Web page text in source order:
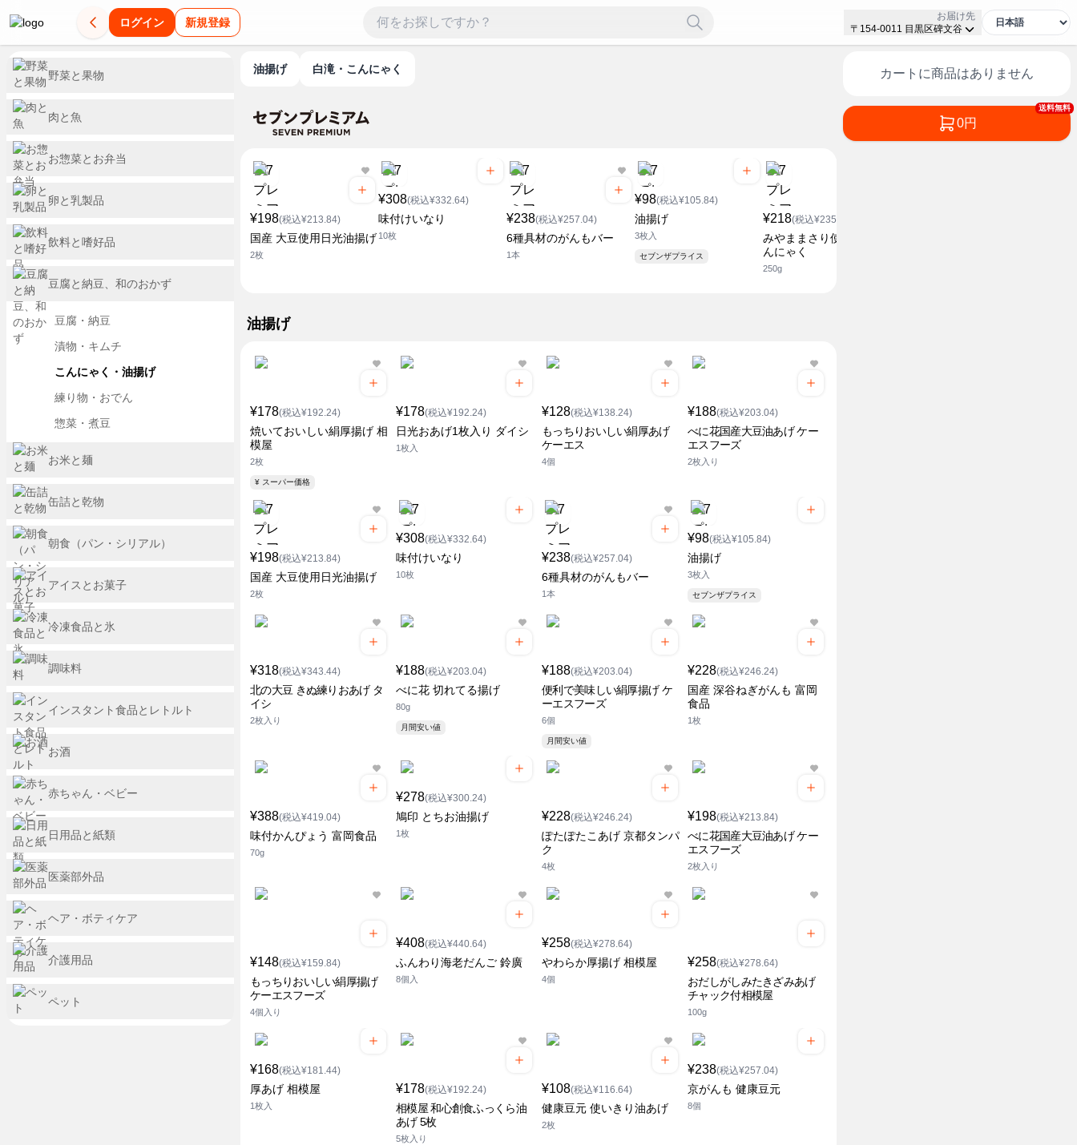
ログイン 新規登録
お届け先
〒154-0011 目黒区碑文谷
油揚げ 白滝・こんにゃく
¥198(税込¥213.84)
国産 大豆使用日光油揚げ
2枚
¥308(税込¥332.64)
味付けいなり
10枚
¥238(税込¥257.04)
6種具材のがんもバー
1本
¥98(税込¥105.84)
油揚げ
3枚入
セブンザプライス
¥218(税込¥235.44)
みやままさり使用生芋こ
んにゃく
250g
油揚げ
¥178(税込¥192.24)
焼いておいしい絹厚揚げ 相
模屋
2枚
¥ スーパー価格
¥178(税込¥192.24)
日光おあげ1枚入り ダイシ
1枚入
¥128(税込¥138.24)
もっちりおいしい絹厚あげ
ケーエス
4個
¥188(税込¥203.04)
べに花国産大豆油あげ ケー
エスフーズ
2枚入り
¥198(税込¥213.84)
国産 大豆使用日光油揚げ
2枚
¥308(税込¥332.64)
味付けいなり
10枚
¥238(税込¥257.04)
6種具材のがんもバー
1本
¥98(税込¥105.84)
油揚げ
3枚入
セブンザプライス
¥318(税込¥343.44)
北の大豆 きぬ練りおあげ タ
イシ
2枚入り
¥188(税込¥203.04)
べに花 切れてる揚げ
80g
月間安い値
¥188(税込¥203.04)
便利で美味しい絹厚揚げ ケ
ーエスフーズ
6個
月間安い値
¥228(税込¥246.24)
国産 深谷ねぎがんも 富岡
食品
1枚
¥388(税込¥419.04)
味付かんぴょう 富岡食品
70g
¥278(税込¥300.24)
鳩印 とちお油揚げ
1枚
¥228(税込¥246.24)
ぽたぽたこあげ 京都タンパ
ク
4枚
¥198(税込¥213.84)
べに花国産大豆油あげ ケー
エスフーズ
2枚入り
¥148(税込¥159.84)
もっちりおいしい絹厚揚げ
ケーエスフーズ
4個入り
¥408(税込¥440.64)
ふんわり海老だんご 鈴廣
8個入
¥258(税込¥278.64)
やわらか厚揚げ 相模屋
4個
¥258(税込¥278.64)
おだしがしみたきざみあげ
チャック付相模屋
100g
¥168(税込¥181.44)
厚あげ 相模屋
1枚入
¥178(税込¥192.24)
相模屋 和心創食ふっくら油
あげ 5枚
5枚入り
¥108(税込¥116.64)
健康豆元 使いきり油あげ
2枚
¥238(税込¥257.04)
京がんも 健康豆元
8個
カートに商品はありません
送料無料
0円
野菜と果物
肉と魚
お惣菜とお弁当
卵と乳製品
飲料と嗜好品
豆腐と納豆、和のおかず
豆腐・納豆
漬物・キムチ
こんにゃく・油揚げ
練り物・おでん
惣菜・煮豆
お米と麺
缶詰と乾物
朝食（パン・シリアル）
アイスとお菓子
冷凍食品と氷
調味料
インスタント食品とレトルト
お酒
赤ちゃん・ベビー
日用品と紙類
医薬部外品
ヘア・ボティケア
介護用品
ペット